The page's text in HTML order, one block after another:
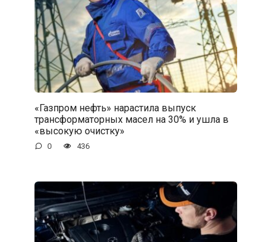
«Газпром нефть» нарастила выпуск
трансформаторных масел на 30% и ушла в
«высокую очистку»
0 436